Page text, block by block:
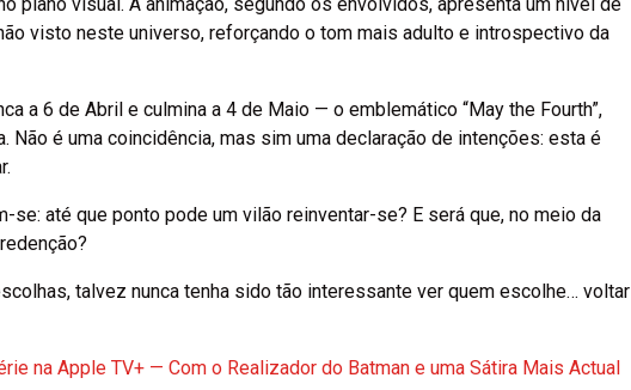
visto neste universo, reforçando o tom mais adulto e introspectivo da
a 6 de Abril e culmina a 4 de Maio — o emblemático “May the Fourth”,
Não é uma coincidência, mas sim uma declaração de intenções: esta é
se: até que ponto pode um vilão reinventar-se? E será que, no meio da
talvez nunca tenha sido tão interessante ver quem escolhe… voltar
na Apple TV+ — Com o Realizador do Batman e uma Sátira Mais Actual